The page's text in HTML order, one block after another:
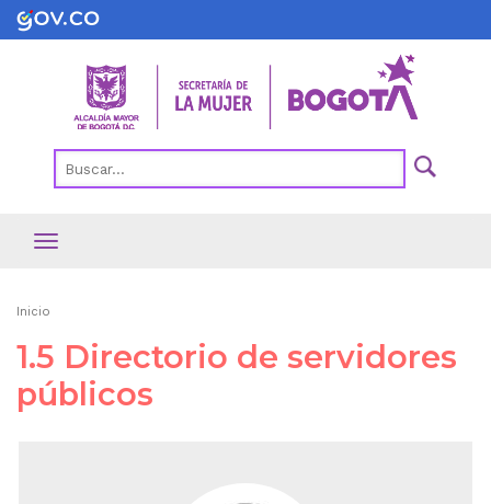
Pasar
al
Ruta
de
navegación
Inicio
1.5 Directorio de servidores
públicos